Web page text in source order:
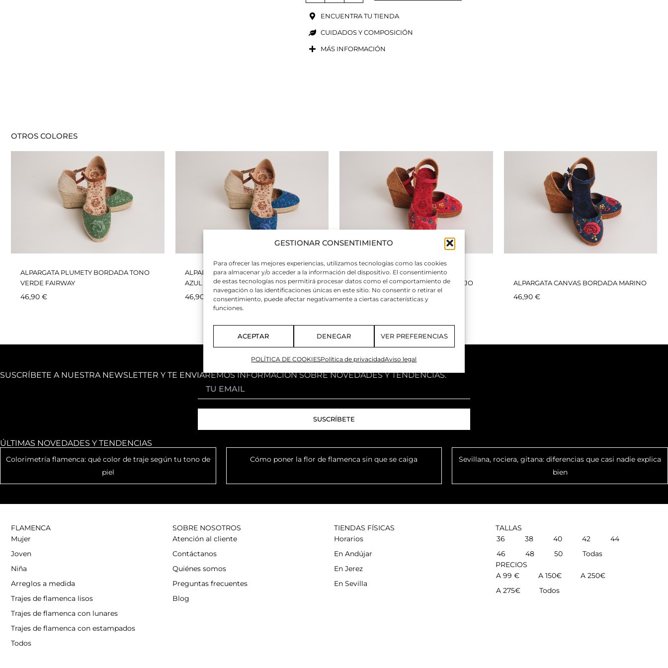
GESTIONAR CONSENTIMIENTO
Para ofrecer las mejores experiencias, utilizamos tecnologías como las cookies
para almacenar y/o acceder a la información del dispositivo. El consentimiento
de estas tecnologías nos permitirá procesar datos como el comportamiento de
navegación o las identificaciones únicas en este sitio. No consentir o retirar el
consentimiento, puede afectar negativamente a ciertas características y
funciones.
ACEPTAR DENEGAR VER PREFERENCIAS
POLÍTICA DE COOKIESPolítica de privacidadAviso legal
ENCUENTRA TU TIENDA
CUIDADOS Y COMPOSICIÓN
MÁS INFORMACIÓN
OTROS COLORES
ALPARGATA PLUMETY BORDADA TONO
VERDE FAIRWAY
46,90€
ALPARGATA PLUMETY BORDADA TONO
AZUL
46,90
ALPARGATA CANVAS BORDADA ROJO
46,90€
ALPARGATA CANVAS BORDADA MARINO
46,90 €
SUSCRÍBETE A NUESTRA NEWSLETTER Y TE ENVIAREMOS INFORMACIÓN SOBRE NOVEDADES Y TENDENCIAS.
ÚLTIMAS NOVEDADES Y TENDENCIAS
Colorimetría flamenca: qué color de traje según tu tono de
piel
Cómo poner la flor de flamenca sin que se caiga
Sevillana, rociera, gitana: diferencias que casi nadie explica
bien
FLAMENCA
Mujer
Joven
Niña
Arreglos a medida
Trajes de flamenca lisos
Trajes de flamenca con lunares
Trajes de flamenca con estampados
Todos
SOBRE NOSOTROS
Atención al cliente
Contáctanos
Quiénes somos
Preguntas frecuentes
Blog
TIENDAS FÍSICAS
Horarios
En Andújar
En Jerez
En Sevilla
TALLAS
36
38 40 42
44
46
48 50
Todas
PRECIOS
A 99 €
A 150€
A 250€
A 275€
Todos